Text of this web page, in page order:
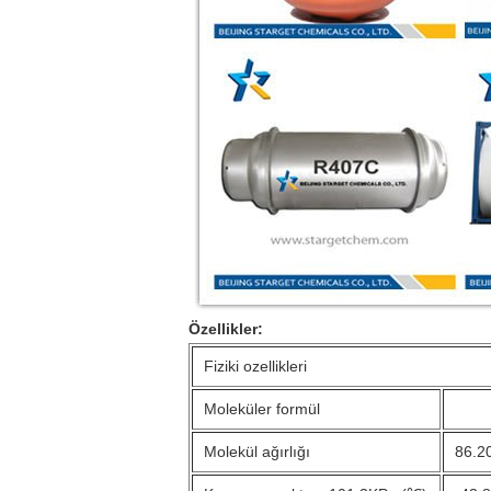
Özellikler:
Fiziki ozellikleri
Moleküler formül
Molekül ağırlığı